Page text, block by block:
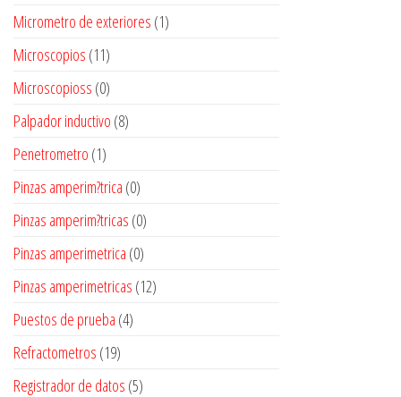
Micrometro de exteriores (1)
Microscopios (11)
Microscopioss (0)
Palpador inductivo (8)
Penetrometro (1)
Pinzas amperim?trica (0)
Pinzas amperim?tricas (0)
Pinzas amperimetrica (0)
Pinzas amperimetricas (12)
Puestos de prueba (4)
Refractometros (19)
Registrador de datos (5)